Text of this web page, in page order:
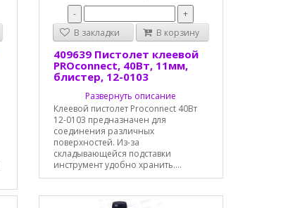
-
+
В закладки
В корзину
409639 Пистолет клеевой
PROconnect, 40Вт, 11мм,
блистер, 12-0103
Развернуть описание
Клеевой пистолет Proconnect 40Вт
12-0103 предназначен для
соединения различных
поверхностей. Из-за
складывающейся подставки
инструмент удобно хранить....